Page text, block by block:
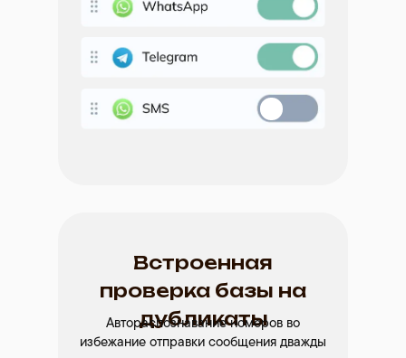
Встроенная
проверка базы на
дубликаты
Автораспознавание номеров во
избежание отправки сообщения дважды